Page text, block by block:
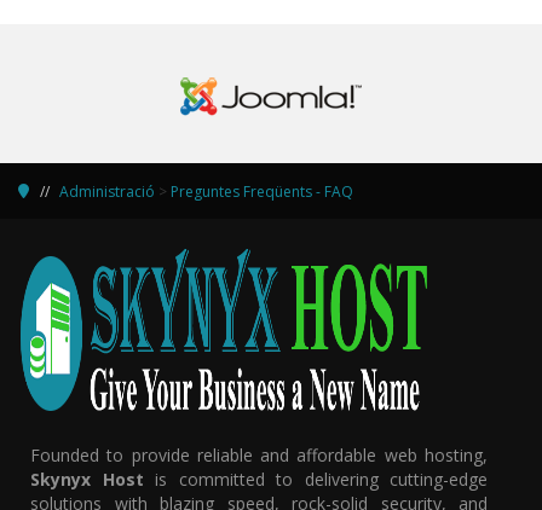
Administració > Preguntes Freqüents - FAQ
Founded to provide reliable and affordable web hosting,
Skynyx Host is committed to delivering cutting-edge
solutions with blazing speed, rock-solid security, and